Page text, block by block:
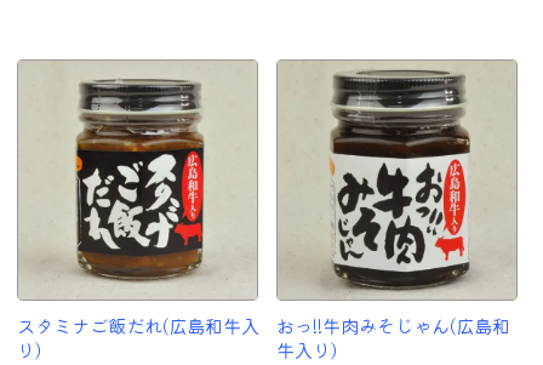
スタミナご飯だれ(広島和牛入
り)
おっ!!牛肉みそじゃん(広島和
牛入り)